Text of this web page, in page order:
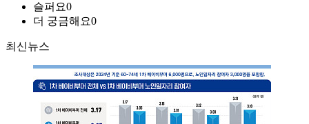
슬퍼요0
더 궁금해요0
최신뉴스